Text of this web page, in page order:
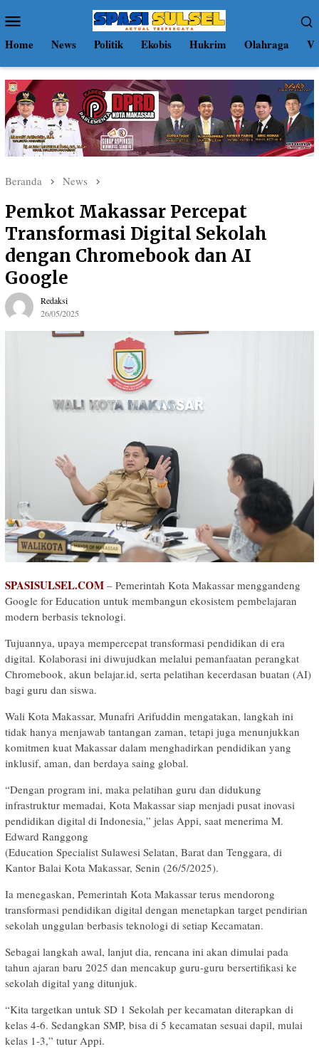
ke
kontenMobile
Home News Politik Ekobis Hukrim Olahraga
Beranda News
Pemkot Makassar Percepat
Transformasi Digital Sekolah
dengan Chromebook dan AI
Google
Redaksi
26/05/2025
SPASISULSEL.COM – Pemerintah Kota Makassar menggandeng
Google for Education untuk membangun ekosistem pembelajaran
modern berbasis teknologi.
Tujuannya, upaya mempercepat transformasi pendidikan di era
digital. Kolaborasi ini diwujudkan melalui pemanfaatan perangkat
Chromebook, akun belajar.id, serta pelatihan kecerdasan buatan (AI)
bagi guru dan siswa.
Wali Kota Makassar, Munafri Arifuddin mengatakan, langkah ini
tidak hanya menjawab tantangan zaman, tetapi juga menunjukkan
komitmen kuat Makassar dalam menghadirkan pendidikan yang
inklusif, aman, dan berdaya saing global.
“Dengan program ini, maka pelatihan guru dan didukung
infrastruktur memadai, Kota Makassar siap menjadi pusat inovasi
pendidikan digital di Indonesia,” jelas Appi, saat menerima M.
Edward Ranggong
(Education Specialist Sulawesi Selatan, Barat dan Tenggara, di
Kantor Balai Kota Makassar, Senin (26/5/2025).
Ia menegaskan, Pemerintah Kota Makassar terus mendorong
transformasi pendidikan digital dengan menetapkan target pendirian
sekolah unggulan berbasis teknologi di setiap Kecamatan.
Sebagai langkah awal, lanjut dia, rencana ini akan dimulai pada
tahun ajaran baru 2025 dan mencakup guru-guru bersertifikasi ke
sekolah digital yang ditunjuk.
“Kita targetkan untuk SD 1 Sekolah per kecamatan diterapkan di
kelas 4-6. Sedangkan SMP, bisa di 5 kecamatan sesuai dapil, mulai
kelas 1-3,” tutur Appi.